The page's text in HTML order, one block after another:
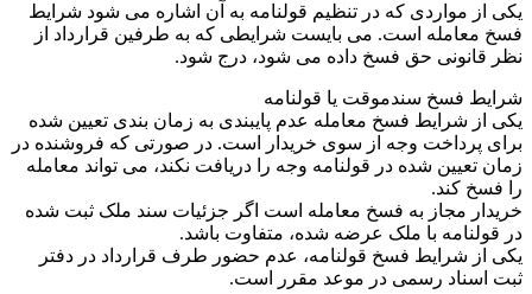
یکی از مواردی که در تنظیم قولنامه به آن اشاره می شود شرایط
فسخ معامله است. می بایست شرایطی که به طرفین قرارداد از
نظر قانونی حق فسخ داده می شود، درج شود.
شرایط فسخ سندموقت یا قولنامه
یکی از شرایط فسخ معامله عدم پایبندی به زمان بندی تعیین شده
برای پرداخت وجه از سوی خریدار است. در صورتی که فروشنده در
زمان تعیین شده در قولنامه وجه را دریافت نکند، می تواند معامله
را فسخ کند.
خریدار مجاز به فسخ معامله است اگر جزئیات سند ملک ثبت شده
در قولنامه با ملک عرضه شده، متفاوت باشد.
یکی از شرایط فسخ قولنامه، عدم حضور طرف قرارداد در دفتر
ثبت اسناد رسمی در موعد مقرر است.